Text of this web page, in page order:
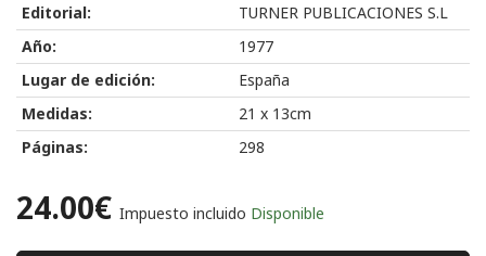
Editorial:
TURNER PUBLICACIONES S.L
Año:
1977
Lugar de edición:
España
Medidas:
21 x 13cm
Páginas:
298
24.00€ Impuesto incluido Disponible